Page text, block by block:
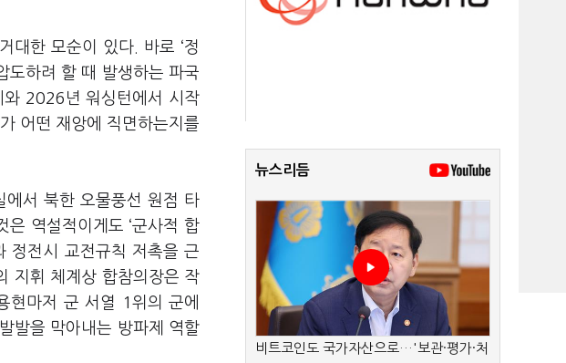
대한 모순이 있다. 바로 ‘정
도하려 할 때 발생하는 파국
2026년 워싱턴에서 시작
어떤 재앙에 직면하는지를
서 북한 오물풍선 원점 타
역설적이게도 ‘군사적 합
정전시 교전규칙 저촉을 근
지휘 체계상 합참의장은 작
현마저 군 서열 1위의 군에
발을 막아내는 방파제 역할
뉴스리듬
비트코인도 국가자산으로…'보관·평가·처